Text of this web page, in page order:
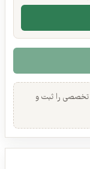
تخصصی را ثبت و
آرش طارمی ·